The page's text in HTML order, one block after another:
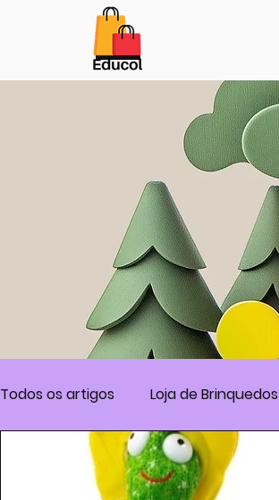
Todos os artigos Loja de Brinquedos
Enxoval do Bebê